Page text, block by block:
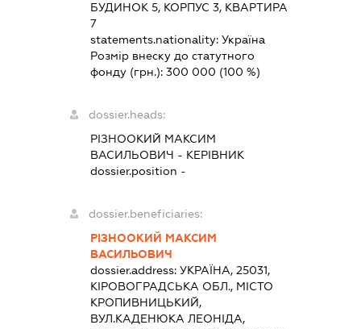
БУДИНОК 5, КОРПУС 3, КВАРТИРА
7
statements.nationality:Україна
Розмір внеску до статутного
фонду (грн.):300 000 (100 %)
dossier.heads:
РІЗНООКИЙ МАКСИМ
ВАСИЛЬОВИЧ - КЕРІВНИК
dossier.position -
dossier.beneficiaries:
РІЗНООКИЙ МАКСИМ
ВАСИЛЬОВИЧ
dossier.address:УКРАЇНА, 25031,
КІРОВОГРАДСЬКА ОБЛ., МІСТО
КРОПИВНИЦЬКИЙ,
ВУЛ.КАДЕНЮКА ЛЕОНІДА,